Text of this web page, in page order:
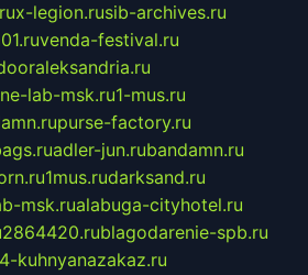
x-legion.rusib-archives.ru
venda-festival.ru
lab-msk.ru1-mus.ru
purse-factory.ru
adler-jun.rubandamn.ru
1mus.rudarksand.ru
msk.rualabuga-cityhotel.ru
2864420.rublagodarenie-spb.ru
kuhnyanazakaz.ru